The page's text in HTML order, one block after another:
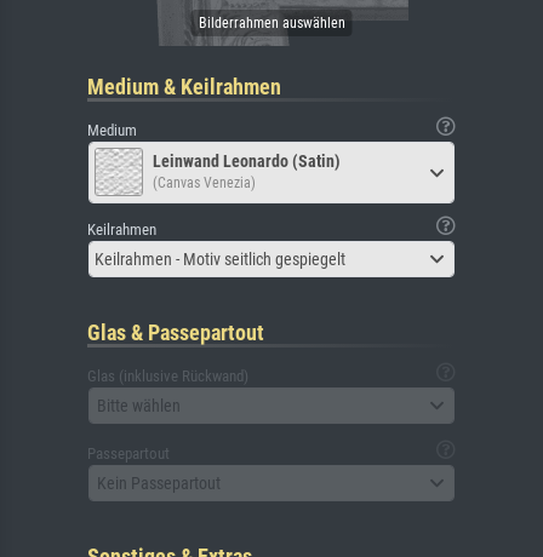
Medium & Keilrahmen
Medium
Leinwand Leonardo (Satin)
(Canvas Venezia)
Keilrahmen
Keilrahmen - Motiv seitlich gespiegelt
Glas & Passepartout
Glas (inklusive Rückwand)
Bitte wählen
Passepartout
Kein Passepartout